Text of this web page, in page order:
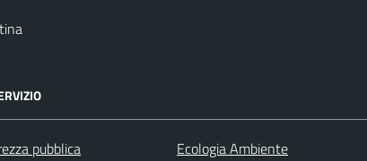
pubblica
Ecologia Ambiente